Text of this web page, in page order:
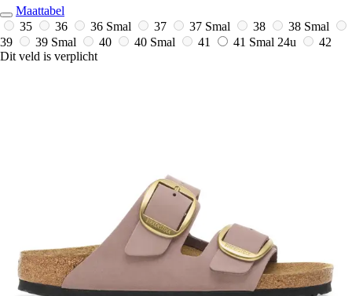
Maattabel
35
36 36 Smal 37 37 Smal 38
38 Smal
39
39 Smal 40 40 Smal 41 41 Smal 24u
42
Dit veld is verplicht